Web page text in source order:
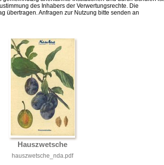
des Inhabers der Verwertungsrechte. Die
übertragen. Anfragen zur Nutzung bitte senden an
Hauszwetsche
hauszwetsche_nda.pdf